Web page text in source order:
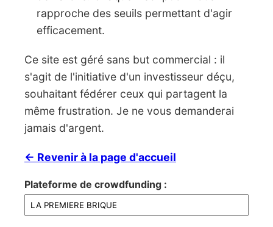
rapproche des seuils permettant d'agir
efficacement.
Ce site est géré sans but commercial : il
s'agit de l'initiative d'un investisseur déçu,
souhaitant fédérer ceux qui partagent la
même frustration. Je ne vous demanderai
jamais d'argent.
← Revenir à la page d'accueil
Plateforme de crowdfunding :